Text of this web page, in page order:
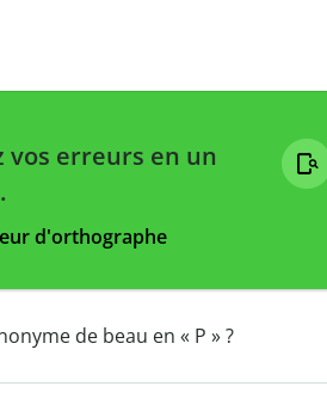
vos erreurs en un
d'orthographe
de beau en « P » ?